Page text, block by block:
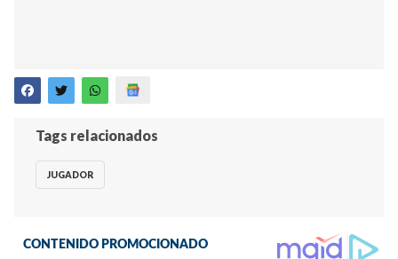
Tags relacionados
JUGADOR